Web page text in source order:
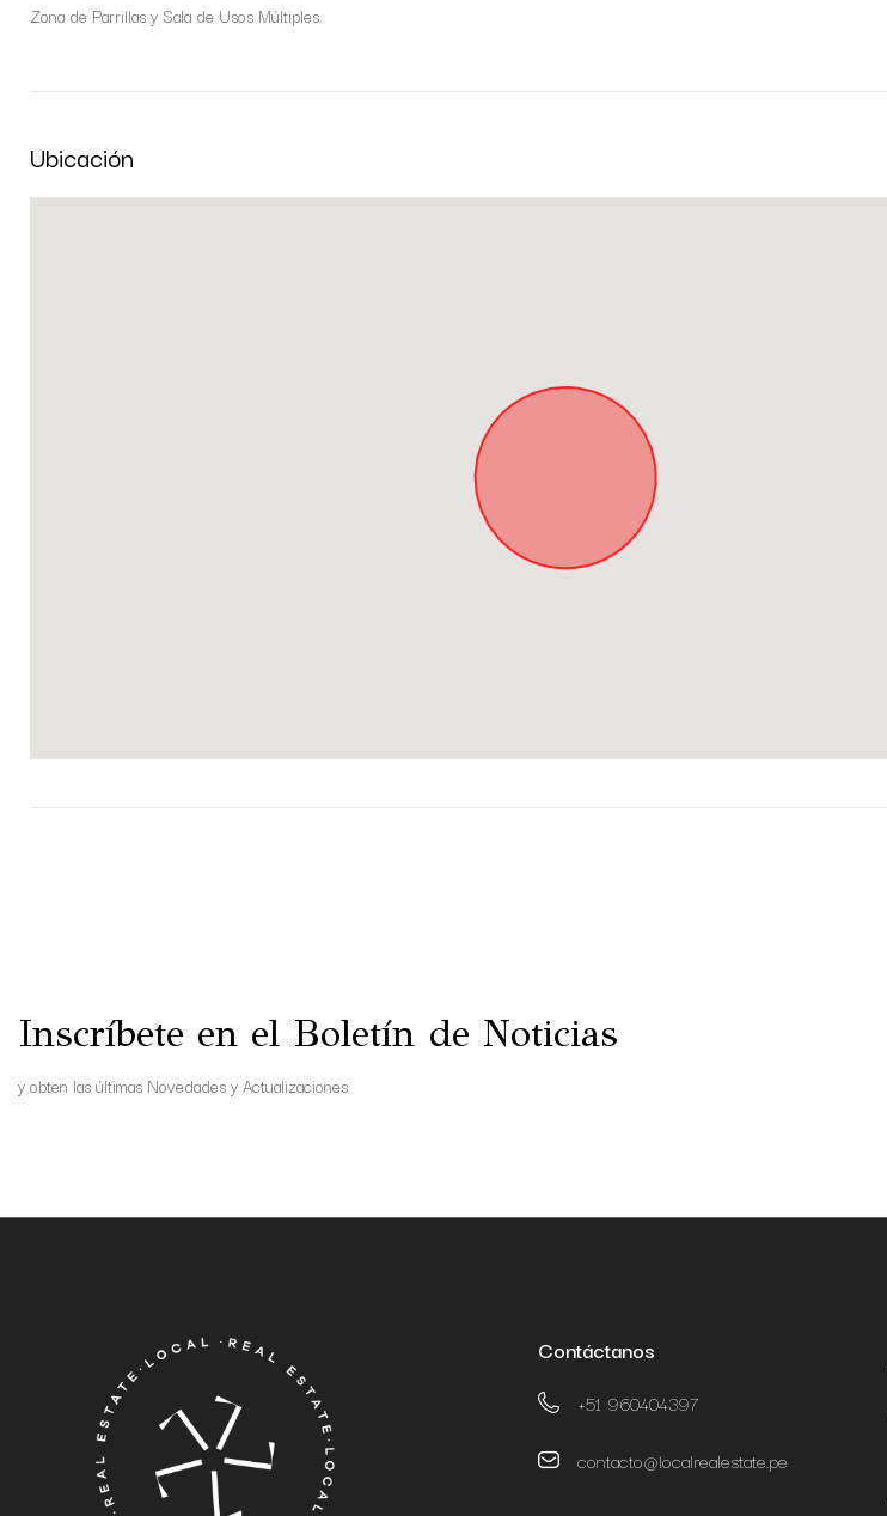
Zona de Parrillas y Sala de Usos Múltiples.
Ubicación
Inscríbete en el Boletín de Noticias
y obten las últimas Novedades y Actualizaciones.
Contáctanos
+51 960404397
contacto@localrealestate.pe